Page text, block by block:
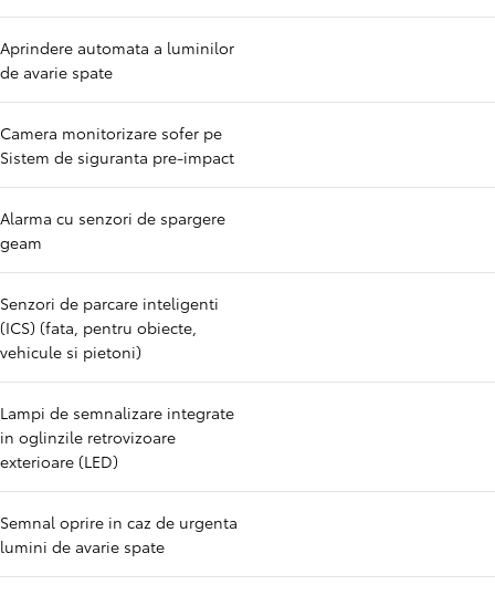
Aprindere automata a luminilor
de avarie spate
Camera monitorizare sofer pe
Sistem de siguranta pre-impact
Alarma cu senzori de spargere
geam
Senzori de parcare inteligenti
(ICS) (fata, pentru obiecte,
vehicule si pietoni)
Lampi de semnalizare integrate
in oglinzile retrovizoare
exterioare (LED)
Semnal oprire in caz de urgenta
lumini de avarie spate